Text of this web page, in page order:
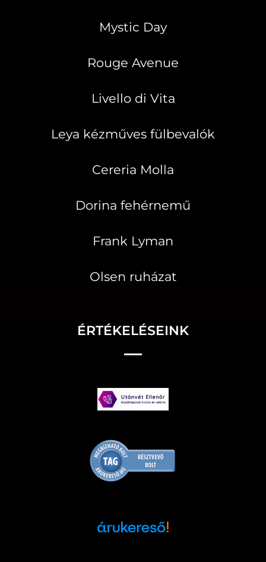
Mystic Day
Rouge Avenue
Livello di Vita
Leya kézműves fülbevalók
Cereria Molla
Dorina fehérnemű
Frank Lyman
Olsen ruházat
ÉRTÉKELÉSEINK